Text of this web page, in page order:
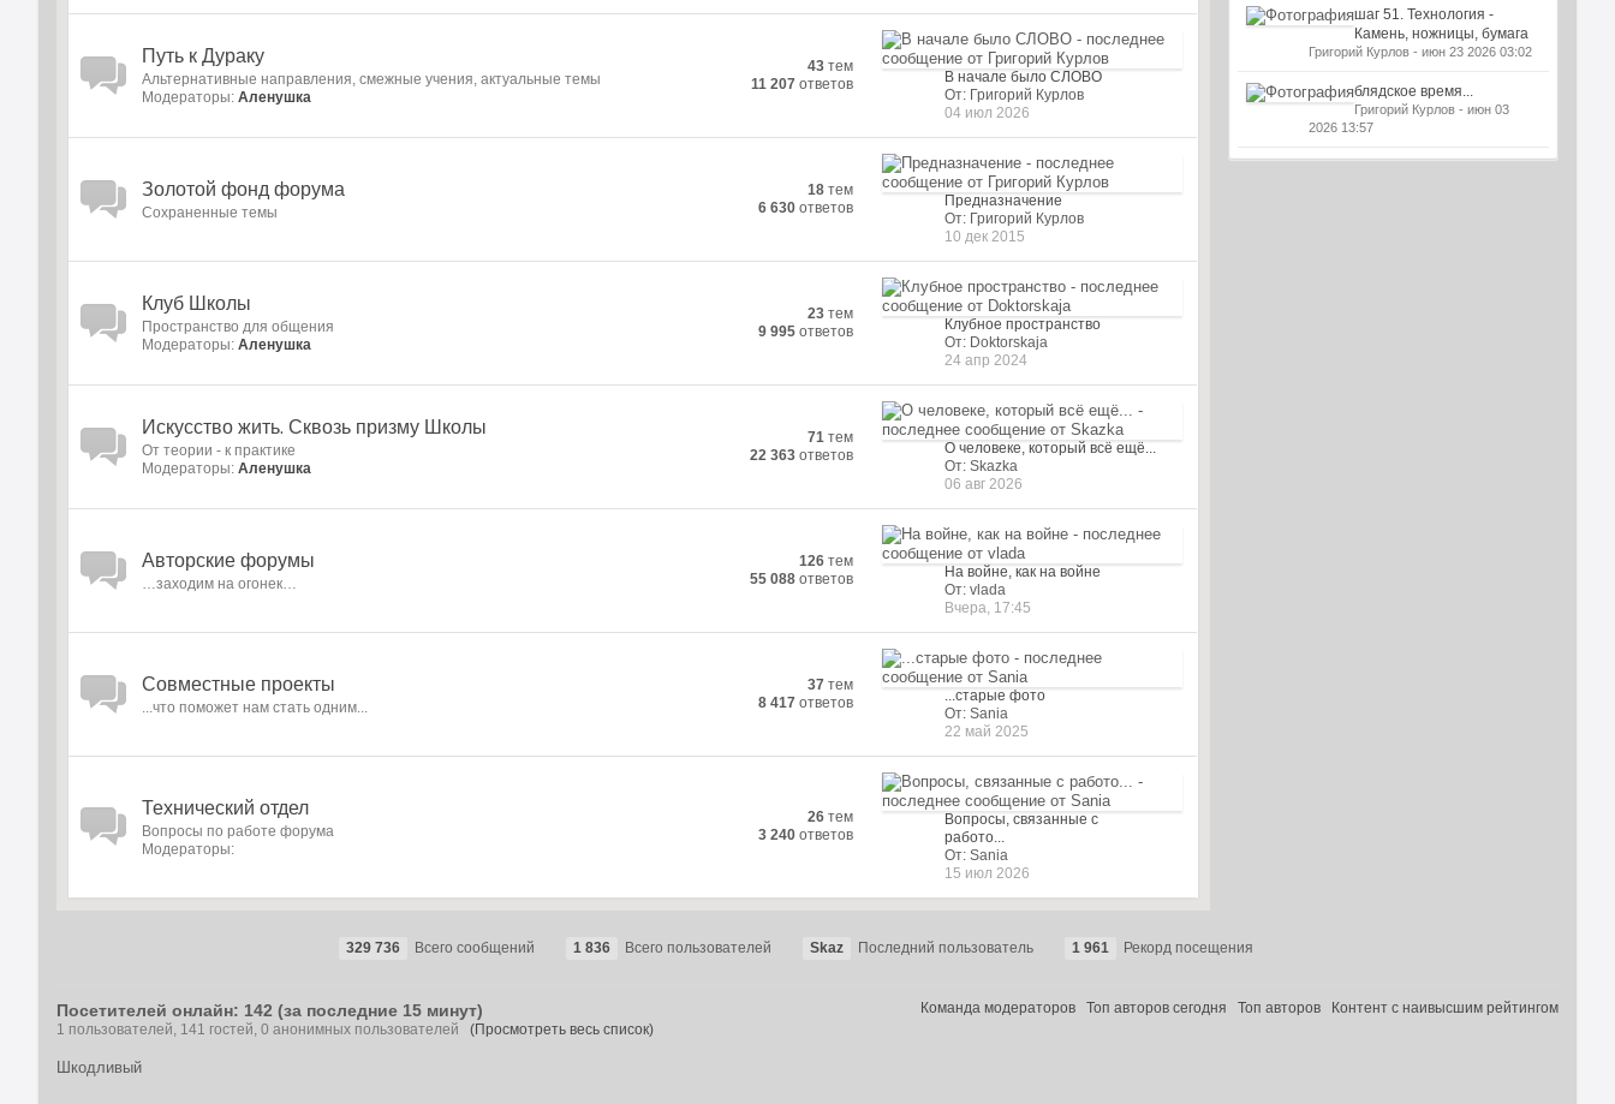
Путь к Дураку
Альтернативные направления, смежные учения, актуальные темы
Модераторы:Аленушка
43 тем
11 207 ответов
В начале было СЛОВО
От: Григорий Курлов
04 июл 2026
Золотой фонд форума
Cохраненные темы
18 тем
6 630 ответов
Предназначение
От: Григорий Курлов
10 дек 2015
Клуб Школы
Пространство для общения
Модераторы:Аленушка
23 тем
9 995 ответов
Клубное пространство
От: Doktorskaja
24 апр 2024
Искусство жить. Сквозь призму Школы
От теории - к практике
Модераторы:Аленушка
71 тем
22 363 ответов
О человеке, который всё ещё...
От: Skazka
06 авг 2026
Авторские форумы
…заходим на огонек…
126 тем
55 088 ответов
На войне, как на войне
От: vlada
Вчера, 17:45
Совместные проекты
...что поможет нам стать одним...
37 тем
8 417 ответов
...старые фото
От: Sania
22 май 2025
Технический отдел
Вопросы по работе форума
Модераторы:
26 тем
3 240 ответов
Вопросы, связанные с
работо...
От: Sania
15 июл 2026
шаг 51. Технология -
Камень, ножницы, бумага
Григорий Курлов - июн 23 2026 03:02
блядское время...
Григорий Курлов - июн 03
2026 13:57
329 736 Всего сообщений 1 836 Всего пользователей Skaz Последний пользователь 1 961 Рекорд посещения
Команда модераторов Топ авторов сегодня Топ авторов Контент с наивысшим рейтингом
Посетителей онлайн: 142 (за последние 15 минут)
1 пользователей, 141 гостей, 0 анонимных пользователей(Просмотреть весь список)
Шкодливый